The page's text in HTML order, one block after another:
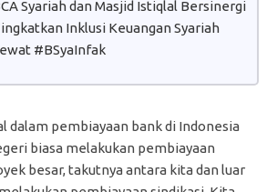
Syariah dan Masjid Istiqlal Bersinergi
Inklusi Keuangan Syariah
#BSyaInfak
dalam pembiayaan bank di Indonesia
biasa melakukan pembiayaan
besar, takutnya antara kita dan luar